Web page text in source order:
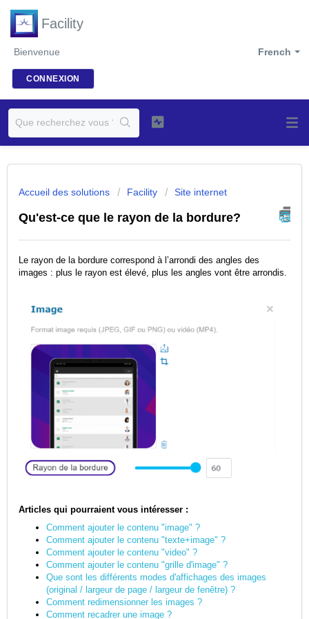
Facility
French
Bienvenue
CONNEXION
Accueil des solutions Facility Site internet
Qu'est-ce que le rayon de la bordure?
Le rayon de la bordure correspond à l’arrondi des angles des
images : plus le rayon est élevé, plus les angles vont être arrondis.
Articles qui pourraient vous intéresser :
Comment ajouter le contenu "image" ?
Comment ajouter le contenu "texte+image" ?
Comment ajouter le contenu "video" ?
Comment ajouter le contenu "grille d'image" ?
Que sont les différents modes d'affichages des images
(original / largeur de page / largeur de fenêtre) ?
Comment redimensionner les images ?
Comment recadrer une image ?